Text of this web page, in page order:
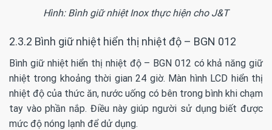
Hình: Bình giữ nhiệt Inox thực hiện cho J&T
2.3.2 Bình giữ nhiệt hiển thị nhiệt độ – BGN 012
Bình giữ nhiệt hiển thị nhiệt độ – BGN 012 có khả năng giữ
nhiệt trong khoảng thời gian 24 giờ. Màn hình LCD hiển thị
nhiệt độ của thức ăn, nước uống có bên trong bình khi chạm
tay vào phần nắp. Điều này giúp người sử dụng biết được
mức độ nóng lạnh để dử dụng.